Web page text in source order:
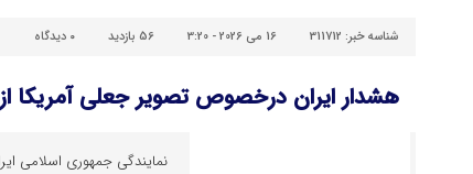
شناسه خبر: 311712 16 می 2026 - 3:20 56 بازدید ۰ دیدگاه
هشدار ایران درخصوص تصویر جعلی آمریکا
نمایندگی جمهوری اسلامی